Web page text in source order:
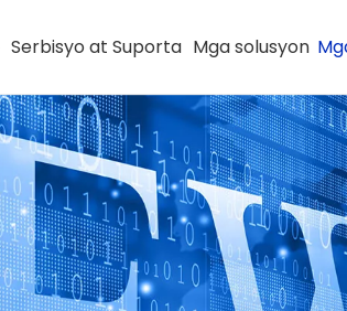
Serbisyo at Suporta Mga solusyon